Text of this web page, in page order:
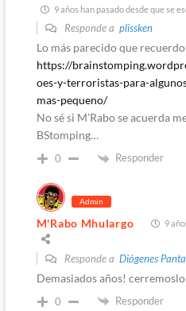
9 años han pasado desde que se
Responde a plissken
Lo más parecido que
https://
oes-y-terroristas-para-
mas-pequeno/
No sé si M’Rabo se acuerda
BStomping…
0 Responder
Admin
M'Rabo Mhulargo 9
Responde a Diógenes
Demasiados años!
0 Responder